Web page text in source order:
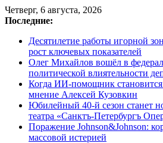
Перейти
к
Четверг, 6 августа, 2026
Последние:
Десятилетие работы игорной
рост ключевых показателей
Олег Михайлов вошёл в
политической влиятельности
Когда ИИ-помощник становится
мнение Алексей Кузовкин
Юбилейный 40-й сезон станет
театра «Санктъ-Петербургъ
Поражение Johnson&Johnson:
массовой истерией